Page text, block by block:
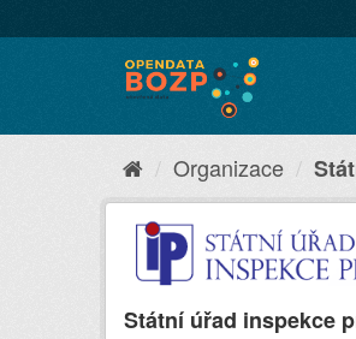
Organizace
Státní úřad inspekce